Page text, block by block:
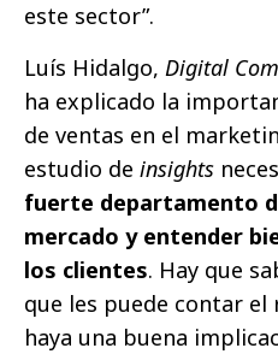
este sector”.
Luís Hidalgo, Digital
ha explicado la
de ventas en el
estudio de insights
fuerte departamento
mercado y entender
los clientes. Hay que
que les puede contar el
haya una buena